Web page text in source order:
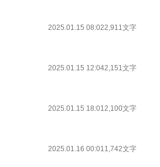
2025.01.15 08:022,911文字
2025.01.15 12:042,151文字
2025.01.15 18:012,100文字
2025.01.16 00:011,742文字